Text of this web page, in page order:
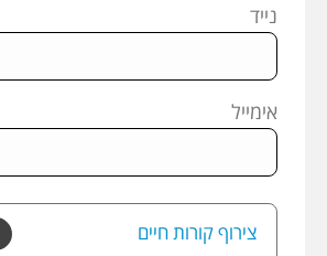
נייד
אימייל
צירוף קורות חיים